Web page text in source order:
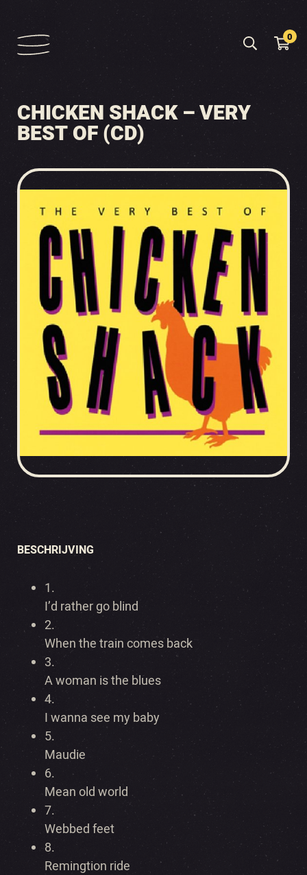
0
CHICKEN SHACK – VERY
BEST OF (CD)
BESCHRIJVING
1.
I’d rather go blind
2.
When the train comes back
3.
A woman is the blues
4.
I wanna see my baby
5.
Maudie
6.
Mean old world
7.
Webbed feet
8.
Remingtion ride